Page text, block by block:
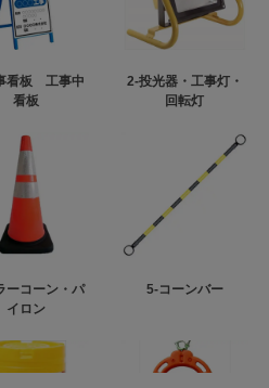
看板 工事中
看板
2-投光器・工事灯・
回転灯
ーコーン・パ
イロン
5-コーンバー